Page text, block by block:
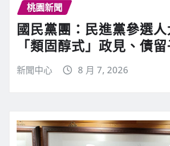
桃園新聞
國民黨團：民進黨參選
「類固醇式」政見、債留
新聞中心 8 月 7, 2026